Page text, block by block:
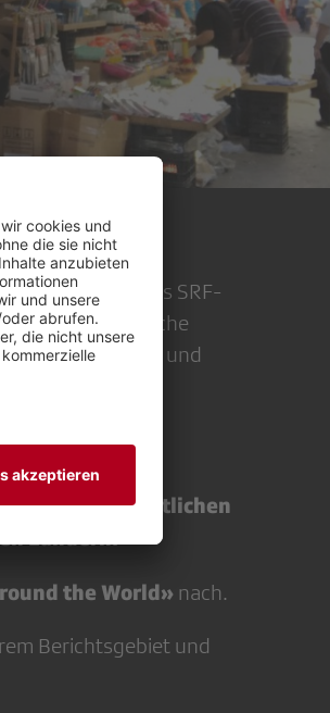
seit 2018 als SRF-
so unterschiedliche
Libanon, Irak und
die wirtschaftlichen
Ländern?
the World» nach.
Berichtsgebiet und